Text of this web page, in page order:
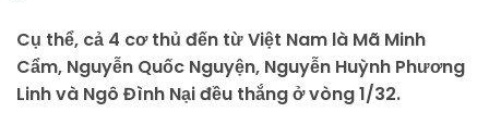
Cụ thể, cả 4 cơ thủ đến từ Việt Nam là Mã Minh
Cẩm, Nguyễn Quốc Nguyện, Nguyễn Huỳnh Phương
Linh và Ngô Đình Nại đều thắng ở vòng 1/32.